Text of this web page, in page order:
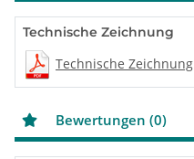
Technische Zeichnung
Technische Zeichnung
Bewertungen (0)